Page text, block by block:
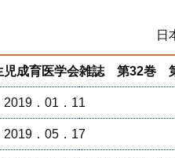
日
児成育医学会雑誌 第32巻
2019．01．11
2019．05．17